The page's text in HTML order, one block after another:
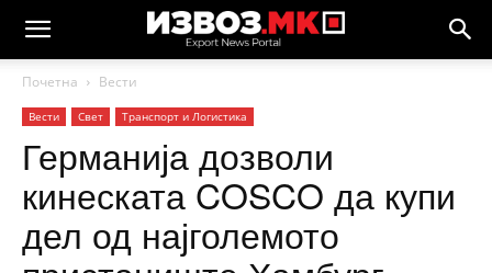
Почетна Вести
Вести Свет Транспорт и Логистика
Германија дозволи
кинеската COSCO да купи
дел од најголемото